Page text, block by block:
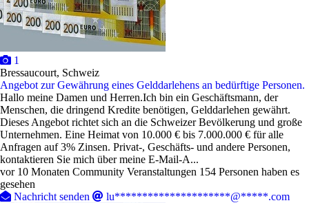
1
Bressaucourt, Schweiz
Angebot zur Gewährung eines Gelddarlehens an bedürftige Personen.
Hallo meine Damen und Herren.Ich bin ein Geschäftsmann, der
Menschen, die dringend Kredite benötigen, Gelddarlehen gewährt.
Dieses Angebot richtet sich an die Schweizer Bevölkerung und große
Unternehmen. Eine Heimat von 10.000 € bis 7.000.000 € für alle
Anfragen auf 3% Zinsen. Privat-, Geschäfts- und andere Personen,
kontaktieren Sie mich über meine E-Mail-A...
vor 10 Monaten Community Veranstaltungen 154 Personen haben es
gesehen
Nachricht senden
lu*********************@*****.com